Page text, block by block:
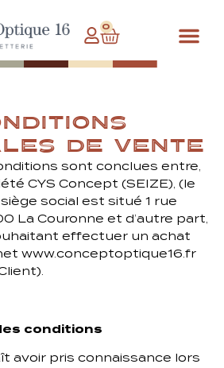
0
DE VENTE
sont conclues entre,
CYS Concept (SEIZE), (le
social est situé 1 rue
La Couronne et d’autre part,
effectuer un achat
www.conceptoptique16.fr
conditions
avoir pris connaissance lors